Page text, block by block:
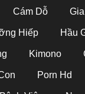
Cám Dỗ
Hiếp Hầu
Kimono
Porn Hd